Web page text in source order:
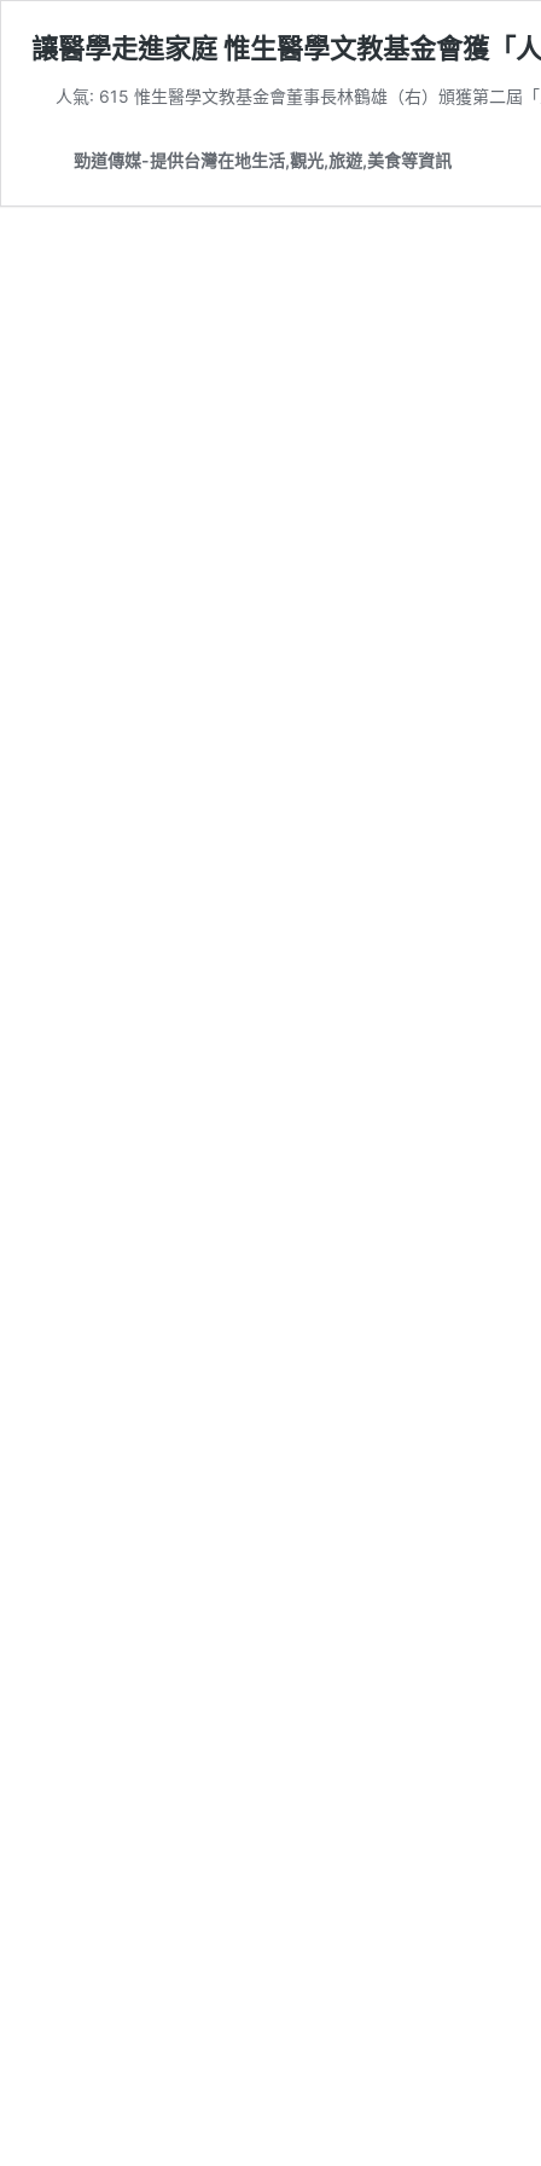
讓醫學走進家庭 惟生醫學文教基金會獲「
人氣: 615 惟生醫學文教基金會董事長林鶴雄（右）頒獲第二
勁道傳媒-提供台灣在地生活,觀光,旅遊,美食等資訊